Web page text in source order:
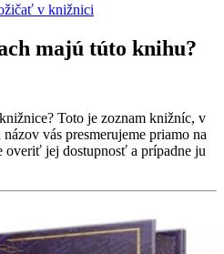
v knižnici
majú túto knihu?
Toto je zoznam knižníc, v
vás presmerujeme priamo na
overiť jej dostupnosť a prípadne ju